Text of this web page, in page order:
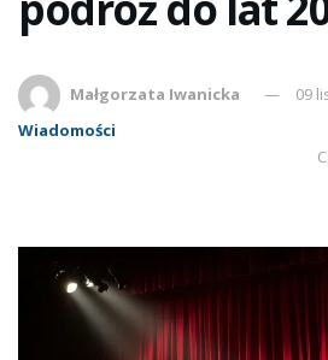
Małgorzata Iwanicka
09
Wiadomości